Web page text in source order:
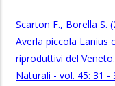
Scarton F., Borella S.
Averla piccola Lanius
riproduttivi del
Naturali - vol. 45: 31 -